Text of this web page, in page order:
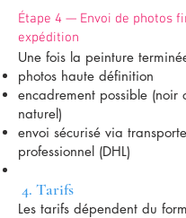
Étape 4 — Envoi de photos
expédition
Une fois la peinture
photos haute définition
encadrement possible (noir
naturel)
envoi sécurisé via
professionnel (DHL)
4. Tarifs
Les tarifs dépendent du